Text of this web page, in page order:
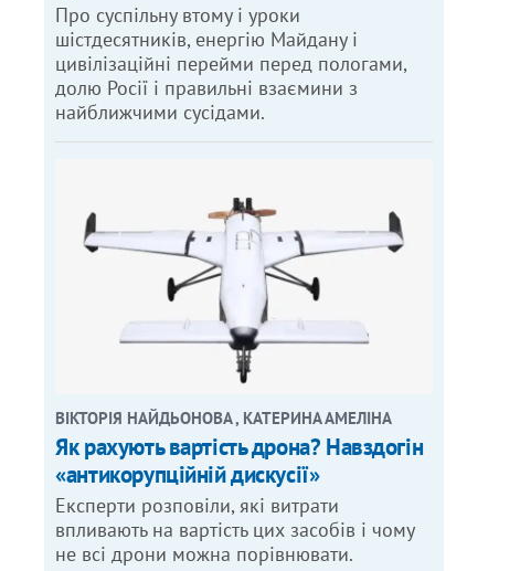
Про суспільну втому і уроки
шістдесятників, енергію Майдану і
цивілізаційні перейми перед пологами,
долю Росії і правильні взаємини з
найближчими сусідами.
ВІКТОРІЯ НАЙДЬОНОВА , КАТЕРИНА АМЕЛІНА
Як рахують вартість дрона? Навздогін
«антикорупційній дискусії»
Експерти розповіли, які витрати
впливають на вартість цих засобів і чому
не всі дрони можна порівнювати.